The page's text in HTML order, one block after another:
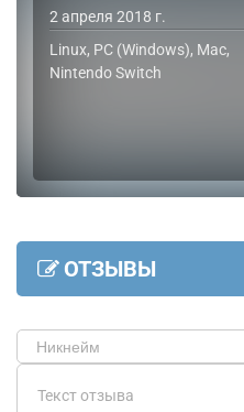
2 апреля 2018 г.
Linux, PC (Windows), Mac,
Nintendo Switch
ОТЗЫВЫ